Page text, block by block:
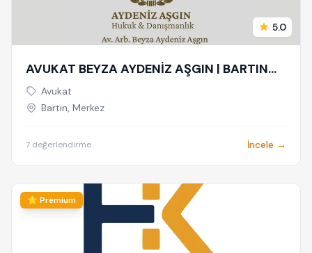
5.0
AVUKAT BEYZA AYDENİZ AŞGIN | BARTIN
AVUKAT | HUKUK VE ARABULUCULUK
BÜROSU - AİLE, CEZA, İŞ HUKUKU,
Avukat
Bartın, Merkez
7 değerlendirme İncele →
⭐ Premium